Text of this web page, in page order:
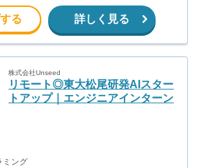
る 詳しく見る
株式会社Unseed
リモート◎東大松尾研発AIスター
トアップ｜エンジニアインターン
ミング